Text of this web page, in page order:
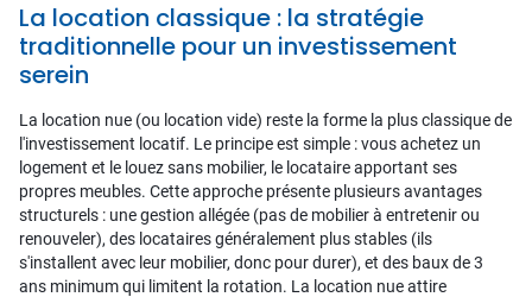
La location classique : la stratégie
traditionnelle pour un investissement
serein
La location nue (ou location vide) reste la forme la plus classique de
l'investissement locatif. Le principe est simple : vous achetez un
logement et le louez sans mobilier, le locataire apportant ses
propres meubles. Cette approche présente plusieurs avantages
structurels : une gestion allégée (pas de mobilier à entretenir ou
renouveler), des locataires généralement plus stables (ils
s'installent avec leur mobilier, donc pour durer), et des baux de 3
ans minimum qui limitent la rotation. La location nue attire